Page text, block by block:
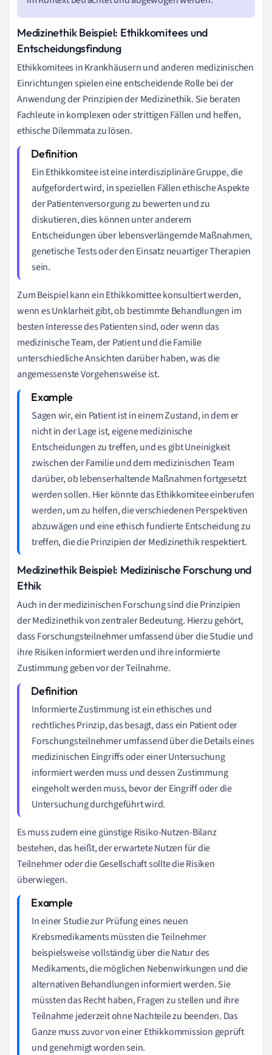
Medizinethik Beispiel: Ethikkomitees und
Entscheidungsfindung
Ethikkomitees in Krankhäusern und anderen medizinischen
Einrichtungen spielen eine entscheidende Rolle bei der
Anwendung der Prinzipien der Medizinethik. Sie beraten
Fachleute in komplexen oder strittigen Fällen und helfen,
ethische Dilemmata zu lösen.
Ein Ethikkomitee ist eine interdisziplinäre Gruppe, die
aufgefordert wird, in speziellen Fällen ethische Aspekte
der Patientenversorgung zu bewerten und zu
diskutieren, dies können unter anderem
Entscheidungen über lebensverlängernde Maßnahmen,
genetische Tests oder den Einsatz neuartiger Therapien
sein.
Zum Beispiel kann ein Ethikkomittee konsultiert werden,
wenn es Unklarheit gibt, ob bestimmte Behandlungen im
besten Interesse des Patienten sind, oder wenn das
medizinische Team, der Patient und die Familie
unterschiedliche Ansichten darüber haben, was die
angemessenste Vorgehensweise ist.
Sagen wir, ein Patient ist in einem Zustand, in dem er
nicht in der Lage ist, eigene medizinische
Entscheidungen zu treffen, und es gibt Uneinigkeit
zwischen der Familie und dem medizinischen Team
darüber, ob lebenserhaltende Maßnahmen fortgesetzt
werden sollen. Hier könnte das Ethikkomitee einberufen
werden, um zu helfen, die verschiedenen Perspektiven
abzuwägen und eine ethisch fundierte Entscheidung zu
treffen, die die Prinzipien der Medizinethik respektiert.
Medizinethik Beispiel: Medizinische Forschung und
Ethik
Auch in der medizinischen Forschung sind die Prinzipien
der Medizinethik von zentraler Bedeutung. Hierzu gehört,
dass Forschungsteilnehmer umfassend über die Studie und
ihre Risiken informiert werden und ihre informierte
Zustimmung geben vor der Teilnahme.
Informierte Zustimmung ist ein ethisches und
rechtliches Prinzip, das besagt, dass ein Patient oder
Forschungsteilnehmer umfassend über die Details eines
medizinischen Eingriffs oder einer Untersuchung
informiert werden muss und dessen Zustimmung
eingeholt werden muss, bevor der Eingriff oder die
Untersuchung durchgeführt wird.
Es muss zudem eine günstige Risiko-Nutzen-Bilanz
bestehen, das heißt, der erwartete Nutzen für die
Teilnehmer oder die Gesellschaft sollte die Risiken
überwiegen.
In einer Studie zur Prüfung eines neuen
Krebsmedikaments müssten die Teilnehmer
beispielsweise vollständig über die Natur des
Medikaments, die möglichen Nebenwirkungen und die
alternativen Behandlungen informiert werden. Sie
müssten das Recht haben, Fragen zu stellen und ihre
Teilnahme jederzeit ohne Nachteile zu beenden. Das
Ganze muss zuvor von einer Ethikkommission geprüft
und genehmigt worden sein.